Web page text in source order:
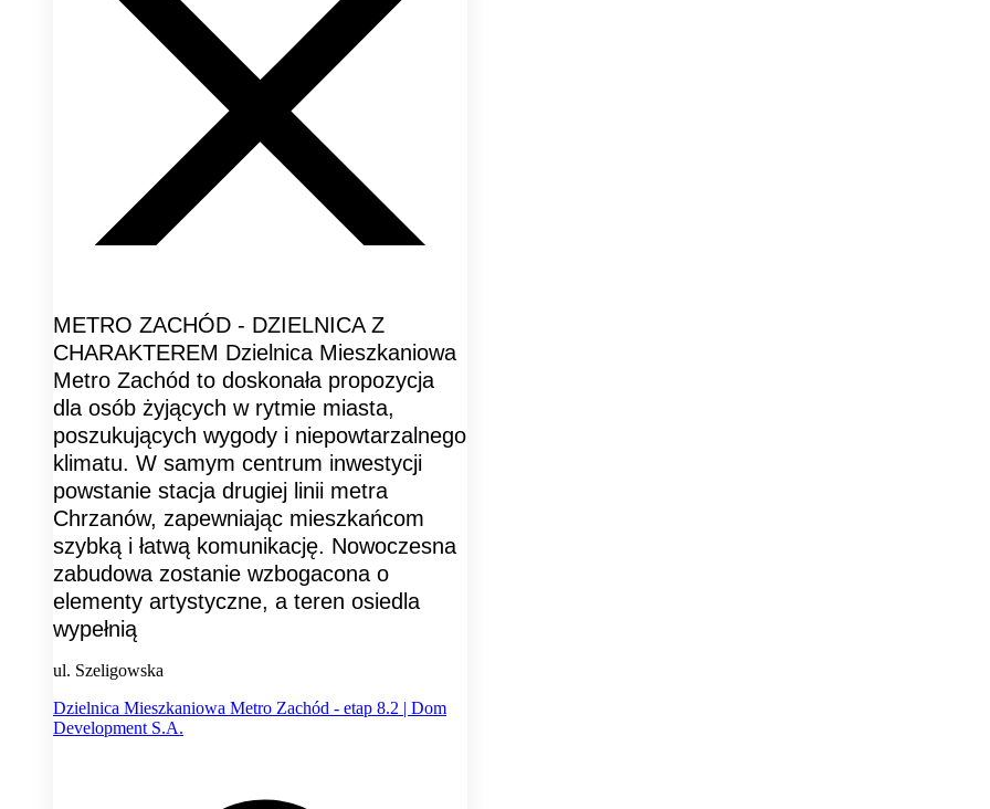
METRO ZACHÓD - DZIELNICA Z
CHARAKTEREM Dzielnica Mieszkaniowa
Metro Zachód to doskonała propozycja
dla osób żyjących w rytmie miasta,
poszukujących wygody i niepowtarzalnego
klimatu. W samym centrum inwestycji
powstanie stacja drugiej linii metra
Chrzanów, zapewniając mieszkańcom
szybką i łatwą komunikację. Nowoczesna
zabudowa zostanie wzbogacona o
elementy artystyczne, a teren osiedla
wypełnią
ul. Szeligowska
Dzielnica Mieszkaniowa Metro Zachód - etap 8.2 | Dom
Development S.A.